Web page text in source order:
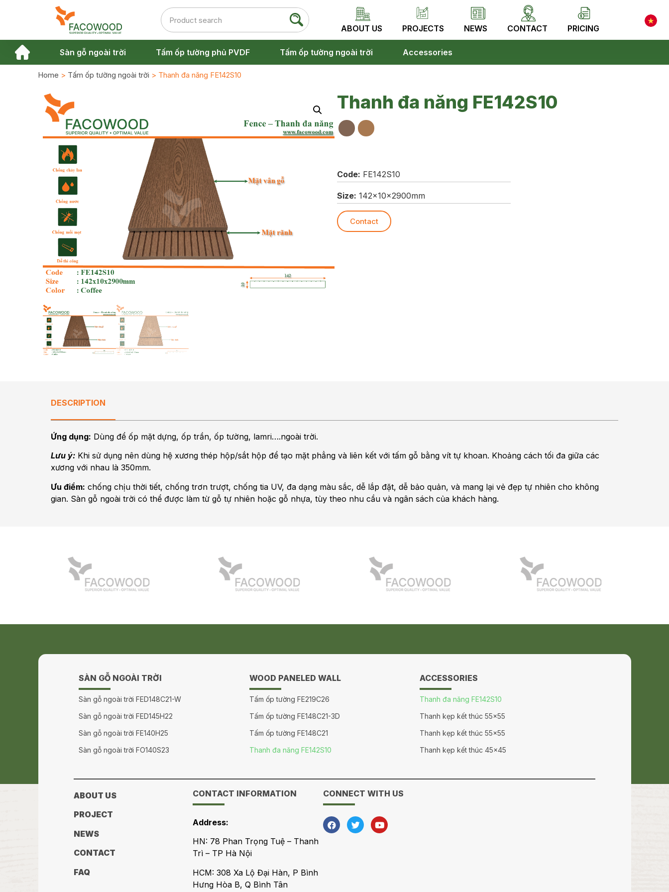
ABOUT US PROJECTS NEWS CONTACT PRICING
Sàn gỗ ngoài trời Tấm ốp tường phủ PVDF Tấm ốp tường ngoài trời Accessories
Home > Tấm ốp tường ngoài trời > Thanh đa năng FE142S10
Thanh đa năng FE142S10
Code: FE142S10
Size: 142x10x2900mm
Contact
DESCRIPTION
Ứng dụng: Dùng để ốp mặt dựng, ốp trần, ốp tường, lamri….ngoài trời.
Lưu ý: Khi sử dụng nên dùng hệ xương thép hộp/sắt hộp để tạo mặt phẳng và liên kết với tấm gỗ bằng vít tự khoan. Khoảng cách tối đa giữa các
xương với nhau là 350mm.
Ưu điểm: chống chịu thời tiết, chống trơn trượt, chống tia UV, đa dạng màu sắc, dễ lắp đặt, dễ bảo quản, và mang lại vẻ đẹp tự nhiên cho không
gian. Sàn gỗ ngoài trời có thể được làm từ gỗ tự nhiên hoặc gỗ nhựa, tùy theo nhu cầu và ngân sách của khách hàng.
SÀN GỖ NGOÀI TRỜI
Sàn gỗ ngoài trời FED148C21-W
Sàn gỗ ngoài trời FED145H22
Sàn gỗ ngoài trời FE140H25
Sàn gỗ ngoài trời FO140S23
WOOD PANELED WALL
Tấm ốp tường FE219C26
Tấm ốp tường FE148C21-3D
Tấm ốp tường FE148C21
Thanh đa năng FE142S10
ACCESSORIES
Thanh đa năng FE142S10
Thanh kẹp kết thúc 55×55
Thanh kẹp kết thúc 55×55
Thanh kẹp kết thúc 45×45
ABOUT US
PROJECT
NEWS
CONTACT
FAQ
CONTACT INFORMATION
Address:
HN: 78 Phan Trọng Tuệ – Thanh
Trì – TP Hà Nội
HCM: 308 Xa Lộ Đại Hàn, P Bình
Hưng Hòa B, Q Bình Tân
CONNECT WITH US